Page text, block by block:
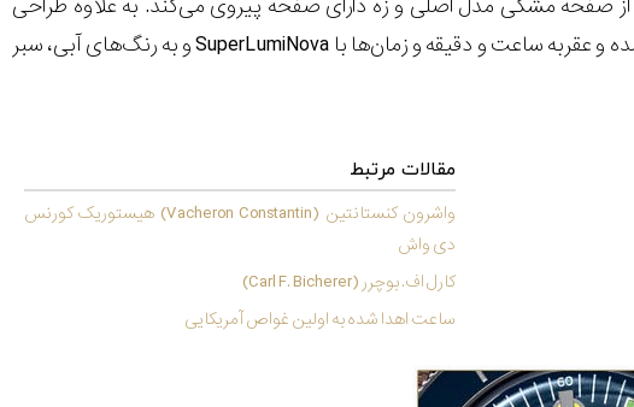
از صفحه مشکی مدل اصلی و زه دارای صفحه پیروی می‌کند. به علاوه طراحی
SuperLumiNovaو به رنگ‌های آبی، سبر
مقالات مرتبط
واشرون کنستانتین (Vacheron Constantin) هیستوریک کورنس
دی واش
کارل اف. بوچرر (Carl F. Bicherer)
ساعت اهدا شده به اولین غواص آمریکایی